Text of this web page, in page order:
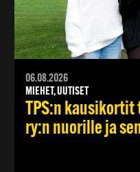
06.08.2026
MIEHET, UUTISET
TPS:n kausikortit
ry:n nuorille ja